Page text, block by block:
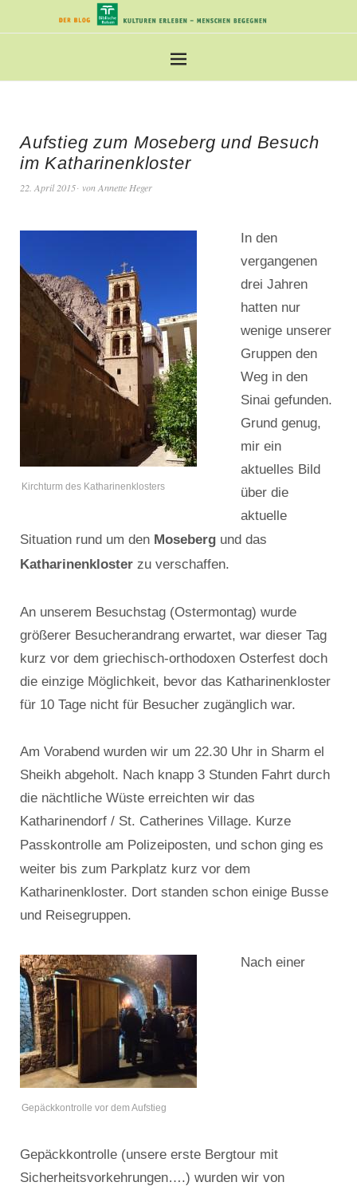
Aufstieg zum Moseberg und Besuch
im Katharinenkloster
22. April 2015 von Annette Heger
Kirchturm des Katharinenklosters
In den
vergangenen
drei Jahren
hatten nur
wenige unserer
Gruppen den
Weg in den
Sinai gefunden.
Grund genug,
mir ein
aktuelles Bild
über die
aktuelle
Situation rund um den Moseberg und das
Katharinenkloster zu verschaffen.
An unserem Besuchstag (Ostermontag) wurde
größerer Besucherandrang erwartet, war dieser Tag
kurz vor dem griechisch-orthodoxen Osterfest doch
die einzige Möglichkeit, bevor das Katharinenkloster
für 10 Tage nicht für Besucher zugänglich war.
Am Vorabend wurden wir um 22.30 Uhr in Sharm el
Sheikh abgeholt. Nach knapp 3 Stunden Fahrt durch
die nächtliche Wüste erreichten wir das
Katharinendorf / St. Catherines Village. Kurze
Passkontrolle am Polizeiposten, und schon ging es
weiter bis zum Parkplatz kurz vor dem
Katharinenkloster. Dort standen schon einige Busse
und Reisegruppen.
Gepäckkontrolle vor dem Aufstieg
Nach einer
Gepäckkontrolle (unsere erste Bergtour mit
Sicherheitsvorkehrungen….) wurden wir von